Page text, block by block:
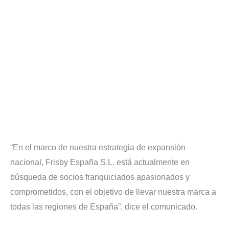
“En el marco de nuestra estrategia de expansión
nacional, Frisby España S.L. está actualmente en
búsqueda de socios franquiciados apasionados y
comprometidos, con el objetivo de llevar nuestra marca a
todas las regiones de España”, dice el comunicado.